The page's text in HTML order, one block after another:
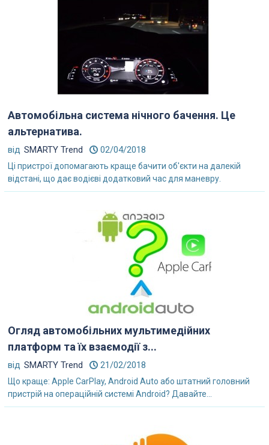
Автомобільна система нічного бачення. Це
альтернатива.
від SMARTY Trend 02/04/2018
Ці пристрої допомагають краще бачити об'єкти на далекій
відстані, що дає водієві додатковий час для маневру.
Огляд автомобільних мультимедійних
платформ та їх взаємодії з...
від SMARTY Trend 21/02/2018
Що краще: Apple CarPlay, Android Auto або штатний головний
пристрій на операційній системі Android? Давайте...